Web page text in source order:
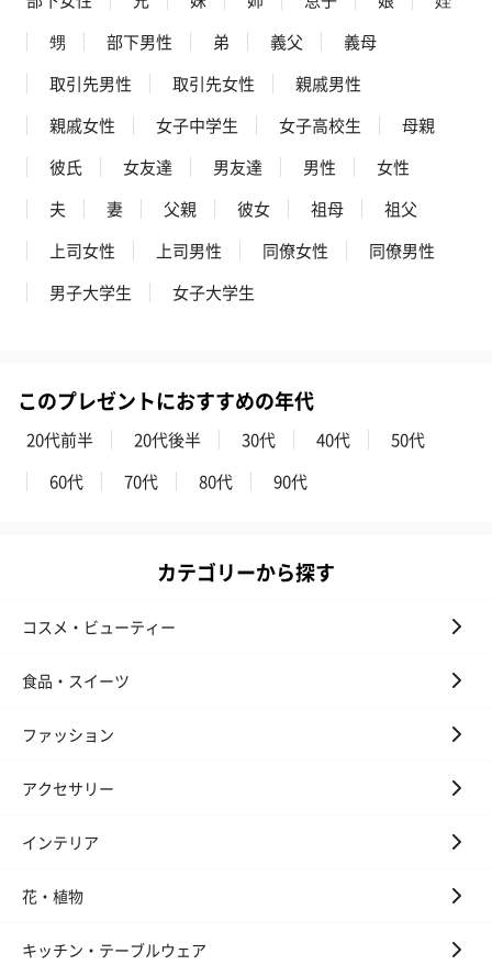
ゼリーバウム カット
（レモン＆紅茶）（432
麦わらパンダバウム
（バナナ味）（540円）
3層デザート
スキンケアグッズ
スキンケアグッズを同梱してお届けします。
ハンドクリーム3本セッ
（1,100円）
シャワージェル＆ハン
レープフルーツ）
（2,145円）
ッシュローズ
リラックスグッズを同梱してお届けします。
かき氷入浴剤4点セット
バスフラワー
ハンドタオル・ハンカチ
甥
部下男性 弟 義父
義母
取引先男性
取引先女性
親戚男性
親戚女性
女子中学生 女子高校生
母親
彼氏
女友達 男友達 男性
女性
夫
妻 父親 彼女 祖母
祖父
上司女性
上司男性 同僚女性
同僚男性
男子大学生
女子大学生
このプレゼントにおすすめの年代
20代前半 20代後半 30代 40代
50代
60代
70代 80代 90代
カテゴリーから探す
コスメ・ビューティー
食品・スイーツ
ファッション
アクセサリー
インテリア
花・植物
キッチン・テーブルウェア